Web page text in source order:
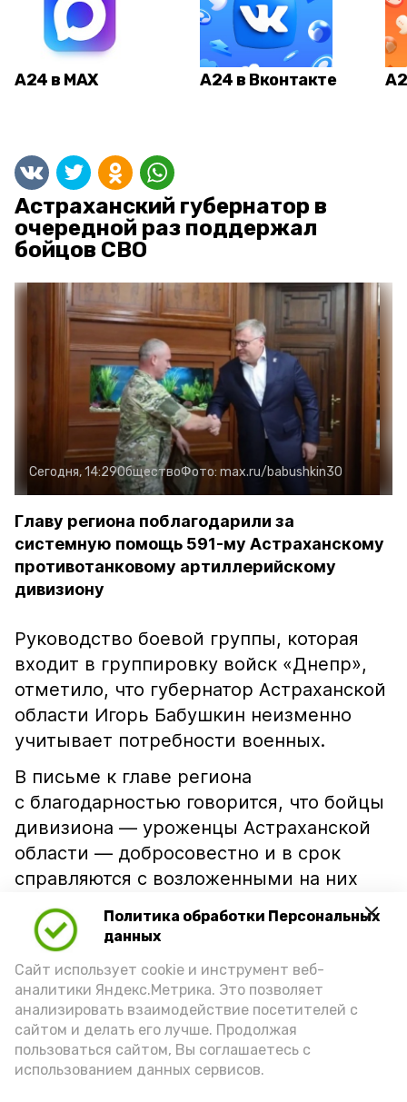
Политика обработки Персональных
данных
Сайт использует cookie и инструмент веб-
аналитики Яндекс.Метрика. Это позволяет
анализировать взаимодействие посетителей с
сайтом и делать его лучше. Продолжая
пользоваться сайтом, Вы соглашаетесь с
использованием данных сервисов.
А24 в MAX А24 в Вконтакте
Астраханский губернатор в
очередной раз поддержал
бойцов СВО
Сегодня, 14:29ОбществоФото: max.ru/babushkin30
Главу региона поблагодарили за
системную помощь 591-му Астраханскому
противотанковому артиллерийскому
дивизиону
Руководство боевой группы, которая
входит в группировку войск «Днепр»,
отметило, что губернатор Астраханской
области Игорь Бабушкин неизменно
учитывает потребности военных.
В письме к главе региона
с благодарностью говорится, что бойцы
дивизиона — уроженцы Астраханской
области — добросовестно и в срок
справляются с возложенными на них
боевыми заданиями. Особую
признательность командование
выразило за регулярную гуманитарную
поддержку: она крайне важна для
военнослужащих, находящихся
на линии фронта, делится
«Астрахань 24».